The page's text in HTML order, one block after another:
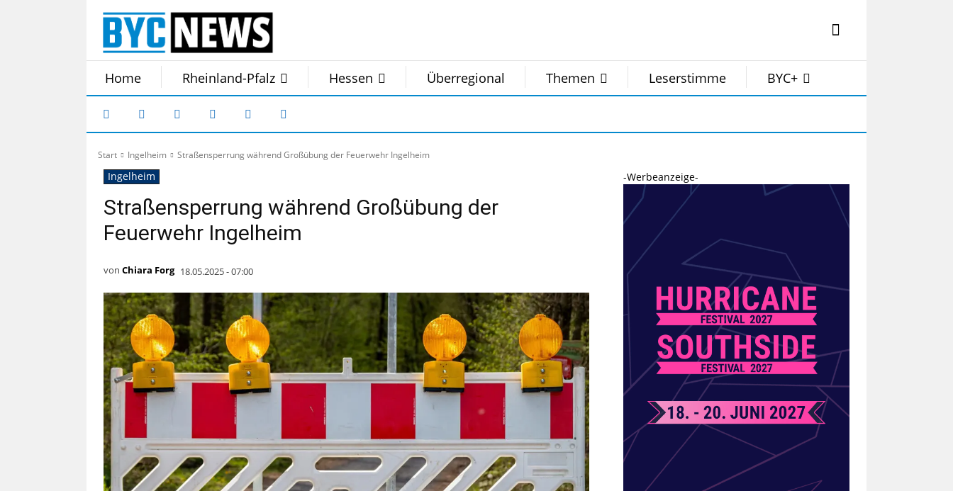
Home Rheinland-Pfalz Hessen Überregional Themen Leserstimme BYC+
Start Ingelheim Straßensperrung während Großübung der Feuerwehr Ingelheim
Ingelheim
Straßensperrung während Großübung der
Feuerwehr Ingelheim
von Chiara Forg 18.05.2025 - 07:00
-Werbeanzeige-